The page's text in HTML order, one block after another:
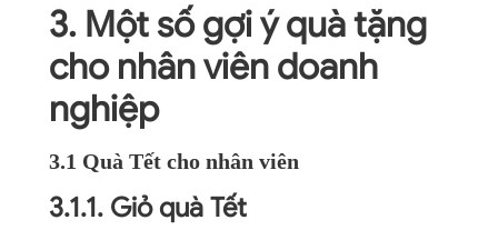
3. Một số gợi ý quà tặng
cho nhân viên doanh
nghiệp
3.1 Quà Tết cho nhân viên
3.1.1. Giỏ quà Tết